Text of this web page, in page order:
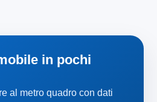
in pochi
al metro quadro con dati